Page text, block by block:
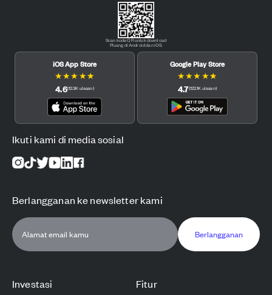
Investasi Fitur
Scan kode QR untuk download
Pluang di Android dan iOS.
iOS App Store
★★★ ★★
4.6(12.3K ulasan)
Google Play Store
★★★ ★★
4.7(122.1K ulasan)
Ikuti kami di media sosial
Berlangganan ke newsletter kami
Berlangganan